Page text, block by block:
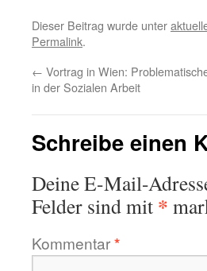
Dieser Beitrag wurde unter
Permalink.
← Vortrag in Wien:
in der Sozialen Arbeit
Schreibe einen
Deine E-Mail-
Felder sind mit *
Kommentar*